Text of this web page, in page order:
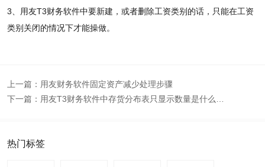
3、用友T3财务软件中要新建，或者删除工资类别的话，只能在工资
类别关闭的情况下才能操做。
上一篇： 用友财务软件固定资产减少处理步骤
下一篇：
热门标签